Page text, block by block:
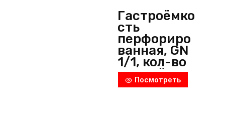
Гастроёмко
сть
перфориро
ванная, GN
1/1, кол-во
секций: 1,
h=25 мм,
Посмотреть